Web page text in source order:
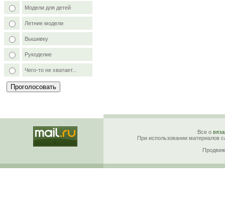
Модели для детей
Летние модели
Вышивку
Рукоделие
Чего-то не хватает...
Все о
При использовании материалов